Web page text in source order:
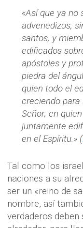
«Así que ya no
advenedizos,
santos, y
edificados
apóstoles y
piedra del
quien todo el
creciendo
Señor; en
juntamente
en el Espíritu.» (
Tal como los
naciones a su
ser un «reino de
nombre, así
verdaderos deben